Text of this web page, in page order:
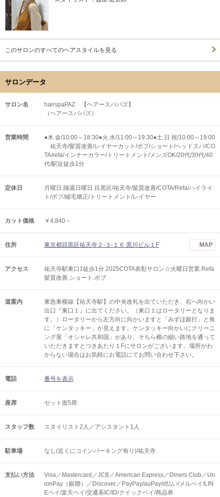
このサロンのすべてのヘアスタイルを見る
サロンデータ
サロン名
hairspaPAZ 【ヘアースパパズ】
（ヘアースパパズ）
営業時間
●木.金/10:00～18:30●火.水/11:00～19:30●土.日.祝/10:00～19:00
祐天寺/髪質改善/レイヤーカット/ボブ/ショート/ヘッドスパ/CO
TA/refa/インナーカラー/トリートメント/メンズOK/20代/30代/40
代/駅近徒歩1分
定休日
月曜日.隔週日曜日 目黒区/祐天寺/髪質改善/COTA/Refa/ハイライ
ト/ボブ/縮毛矯正/トリートメント/レイヤー
カット価格 ￥4,840～
住所 東京都目黒区祐天寺２‐３‐１６ 黒川ビル１F MAP
アクセス
祐天寺駅東口1徒歩1分.2025COTA表彰サロン☆火曜日営業.Refa
髪質改善.ショート.ボブ
道案内
東急東横線【祐天寺駅】の中央改札を出ていただき、右へ向かい
出口『東口１』に出てください。（東口１はロータリーとなりま
す。）ロータリーから左方向に向かいますと「みずほ銀行」と角
に「ケンタッキー」が見えます。ケンタッキー向かいにクリーニ
ング屋「オシャレ共和国」があり、そちら横の細い路地を通って
いただきますとつきあたり１Fにサロンがございます。場所がわ
からない場合はお気軽にお電話にてお問い合わせ下さい。
電話 番号を表示
座席 セット面5席
スタッフ数 スタイリスト2人／アシスタント1人
駐車場 なし(近くにコインパーキング有り)/祐天寺
支払い方法
Visa／Mastercard／JCB／American Express／Diners Club／Un
ionPay（銀聯）／Discover／PayPay/auPay/d払い/メルペイ/LIN
Eペイ/楽天ペイ/交通系IC/ID/クイックペイ/商品券